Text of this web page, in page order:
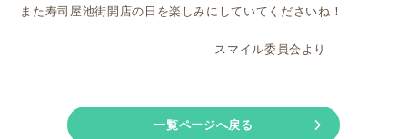
また寿司屋池街開店の日を楽しみにしていてくださいね！
スマイル委員会より
一覧ページへ戻る chevron_right